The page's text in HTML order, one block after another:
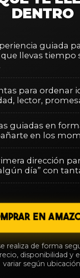
DENTRO
guiada
llevas tiempo
para ordenar
lector,
guiadas en
en los
dirección
día” con
EN
realiza de forma
disponibilidad y
variar según